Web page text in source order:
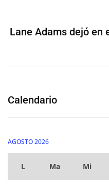
Lane Adams dejó en
Calendario
AGOSTO 2026
L Ma Mi